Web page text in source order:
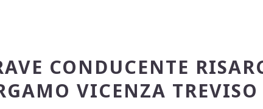
CONDUCENTE
VICENZA